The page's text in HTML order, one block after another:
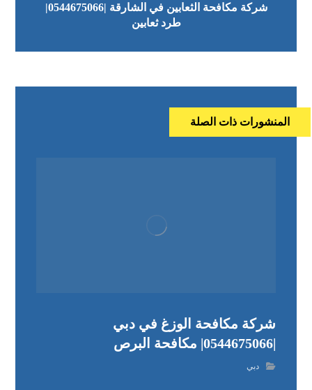
شركة مكافحة الثعابين في الشارقة |0544675066|
طرد ثعابين
المنشورات ذات الصلة
شركة مكافحة الوزغ في دبي
|0544675066| مكافحة البرص
دبي